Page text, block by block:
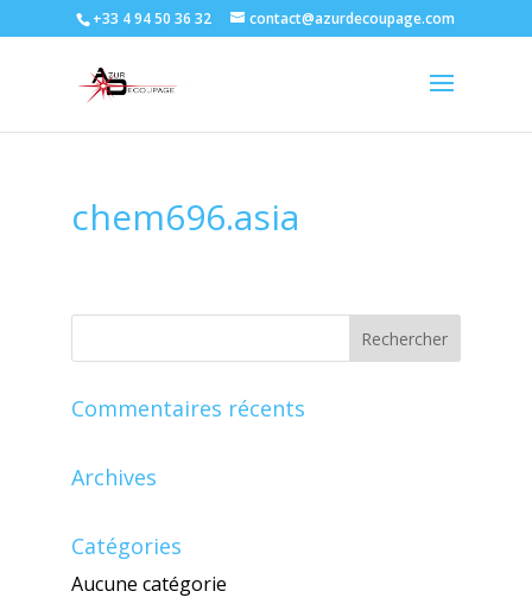
+33 4 94 50 36 32 contact@azurdecoupage.com
chem696.asia
Commentaires récents
Archives
Catégories
Aucune catégorie